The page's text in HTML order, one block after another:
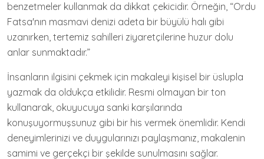
benzetmeler kullanmak da dikkat çekicidir. Örneğin, “Ordu
Fatsa'nın masmavi denizi adeta bir büyülü halı gibi
uzanırken, tertemiz sahilleri ziyaretçilerine huzur dolu
anlar sunmaktadır.”
İnsanların ilgisini çekmek için makaleyi kişisel bir üslupla
yazmak da oldukça etkilidir. Resmi olmayan bir ton
kullanarak, okuyucuya sanki karşılarında
konuşuyormuşsunuz gibi bir his vermek önemlidir. Kendi
deneyimlerinizi ve duygularınızı paylaşmanız, makalenin
samimi ve gerçekçi bir şekilde sunulmasını sağlar.